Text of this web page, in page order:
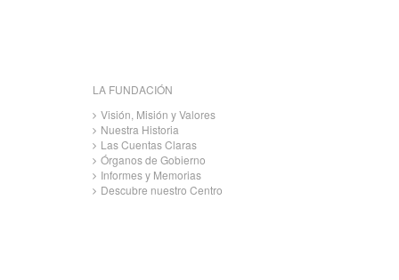
LA FUNDACIÓN
Visión, Misión y Valores
Nuestra Historia
Las Cuentas Claras
Órganos de Gobierno
Informes y Memorias
Descubre nuestro Centro